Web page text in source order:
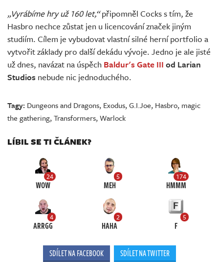
„Vyrábíme hry už 160 let,“připomněl Cocks s tím, že
Hasbro nechce zůstat jen u licencování značek jiným
studiím. Cílem je vybudovat vlastní silné herní portfolio a
vytvořit základy pro další dekádu vývoje. Jedno je ale jisté
už dnes, navázat na úspěch Baldur's Gate III od Larian
Studios nebude nic jednoduchého.
Tagy: Dungeons and Dragons, Exodus,G.I.Joe, Hasbro, magic
the gathering,Transformers,Warlock
LÍBIL SE TI ČLÁNEK?
24
WOW
5
MEH
174
HMMM
4
ARRGG
2
HAHA
5
F
SDÍLET NA FACEBOOK SDÍLET NA TWITTER